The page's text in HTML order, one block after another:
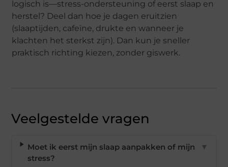
logisch is—stress-ondersteuning of eerst slaap en
herstel? Deel dan hoe je dagen eruitzien
(slaaptijden, cafeïne, drukte en wanneer je
klachten het sterkst zijn). Dan kun je sneller
praktisch richting kiezen, zonder giswerk.
Veelgestelde vragen
Moet ik eerst mijn slaap aanpakken of mijn
stress?
▼